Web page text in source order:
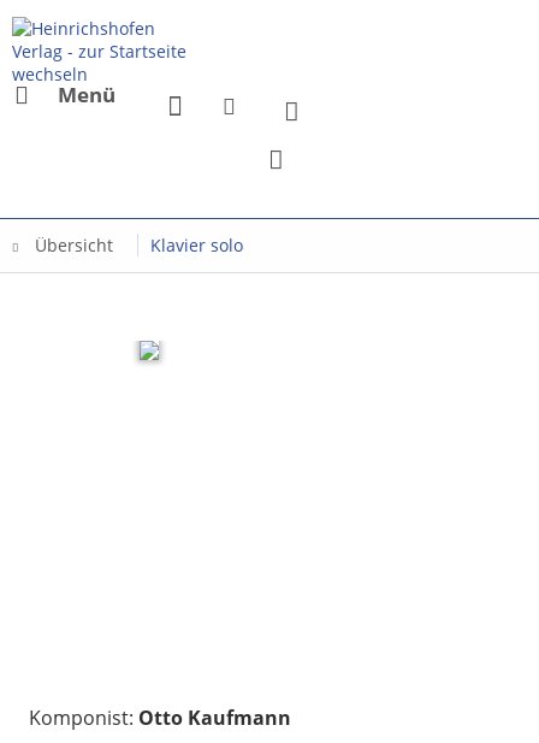
Menü
Übersicht Klavier solo
Komponist: Otto Kaufmann